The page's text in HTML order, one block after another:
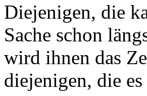
Diejenigen, die
Sache schon
wird ihnen das
diejenigen, die